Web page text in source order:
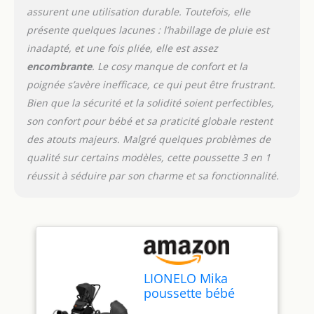
auvent avec fenêtre et
filtre UPF 50+ - protège
contre la pluie, le vent et
le soleil SIÈGE AUTO AVEC
FONCTION DE PORTE-
BÉBÉ: Un insert lombaire,
réduisant Dri-seat et
ceintures de sécurité à 3
points - assurent une
sécurité maximale. Le
faible poids et la poignée
ergonomique en font un
d'accessoires : un
habillage pluie, une
bandoulière, un matelas,
une moustiquaire et un
assurent une utilisation durable. Toutefois, elle
présente quelques lacunes : l’habillage de pluie est
inadapté, et une fois pliée, elle est assez
encombrante. Le cosy manque de confort et la
poignée s’avère inefficace, ce qui peut être frustrant.
Bien que la sécurité et la solidité soient perfectibles,
son confort pour bébé et sa praticité globale restent
des atouts majeurs. Malgré quelques problèmes de
qualité sur certains modèles, cette poussette 3 en 1
réussit à séduire par son charme et sa fonctionnalité.
LIONELO Mika
poussette bébé